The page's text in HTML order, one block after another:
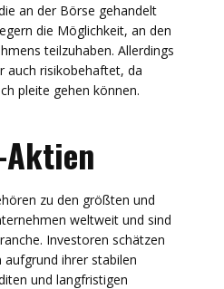
an der Börse gehandelt
die Möglichkeit, an den
teilzuhaben. Allerdings
auch risikobehaftet, da
pleite gehen können.
zu den größten und
weltweit und sind
Investoren schätzen
aufgrund ihrer stabilen
und langfristigen